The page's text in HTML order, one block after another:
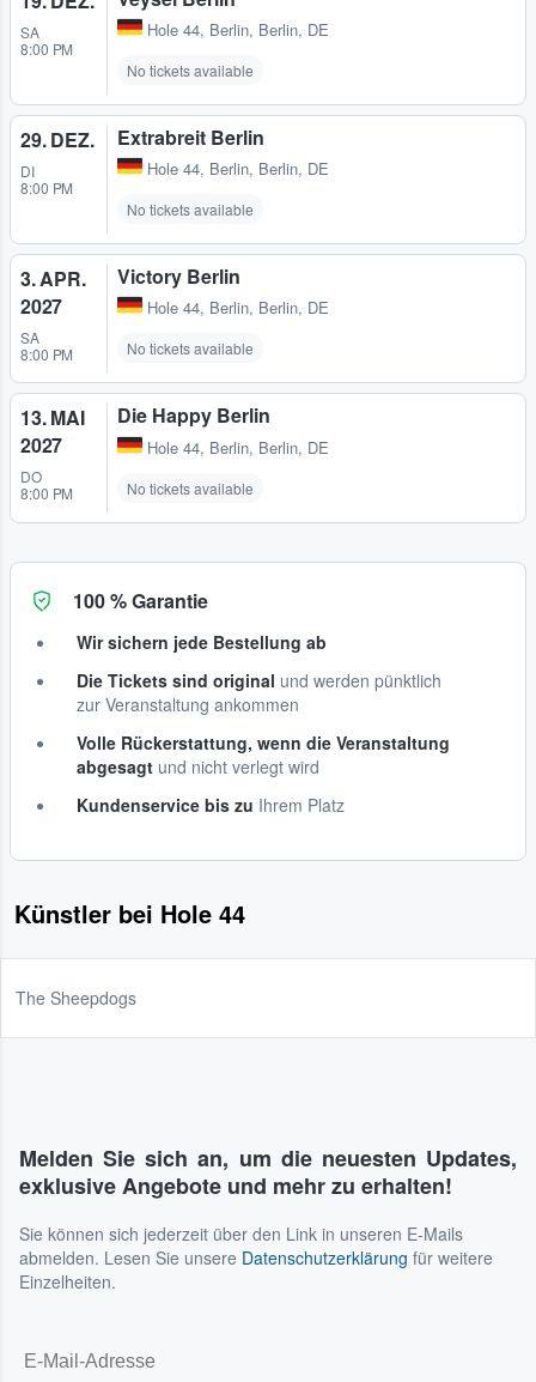
SA
8:00 PM
Hole 44, Berlin, Berlin, DE
No tickets available
29. DEZ.
DI
8:00 PM
Extrabreit Berlin
Hole 44, Berlin, Berlin, DE
No tickets available
3. APR.
2027
SA
8:00 PM
Victory Berlin
Hole 44, Berlin, Berlin, DE
No tickets available
13. MAI
2027
DO
8:00 PM
Die Happy Berlin
Hole 44, Berlin, Berlin, DE
No tickets available
100 % Garantie
Wir sichern jede Bestellung ab
Die Tickets sind original und werden pünktlich
zur Veranstaltung ankommen
Volle Rückerstattung, wenn die Veranstaltung
abgesagt und nicht verlegt wird
Kundenservice bis zu Ihrem Platz
Künstler bei Hole 44
The Sheepdogs
Melden Sie sich an, um die neuesten Updates,
exklusive Angebote und mehr zu erhalten!
Sie können sich jederzeit über den Link in unseren E-Mails
abmelden. Lesen Sie unsere Datenschutzerklärung für weitere
Einzelheiten.